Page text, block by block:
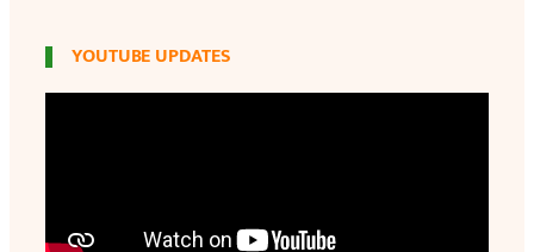
YOUTUBE UPDATES